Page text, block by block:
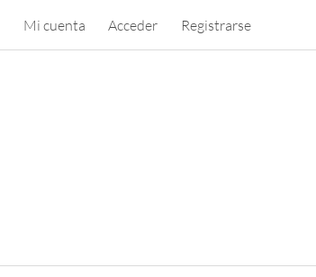
Mi cuenta Acceder Registrarse